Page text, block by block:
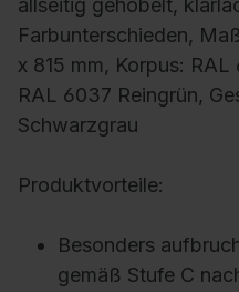
allseitig gehobelt,
Farbunterschieden,
x 815 mm, Korpus:
RAL 6037 Reingrün,
Schwarzgrau
Produktvorteile:
Besonders
gemäß Stufe C